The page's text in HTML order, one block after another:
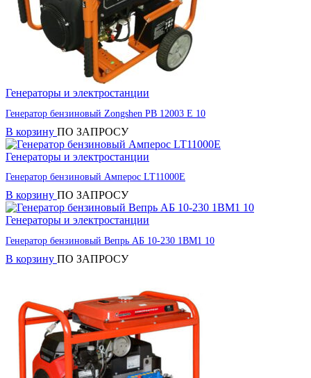
Генераторы и электростанции
Генератор бензиновый Zongshen PB 12003 E 10
В корзину ПО ЗАПРОСУ
Генераторы и электростанции
Генератор бензиновый Амперос LT11000E
В корзину ПО ЗАПРОСУ
Генераторы и электростанции
Генератор бензиновый Вепрь АБ 10-230 1ВМ1 10
В корзину ПО ЗАПРОСУ